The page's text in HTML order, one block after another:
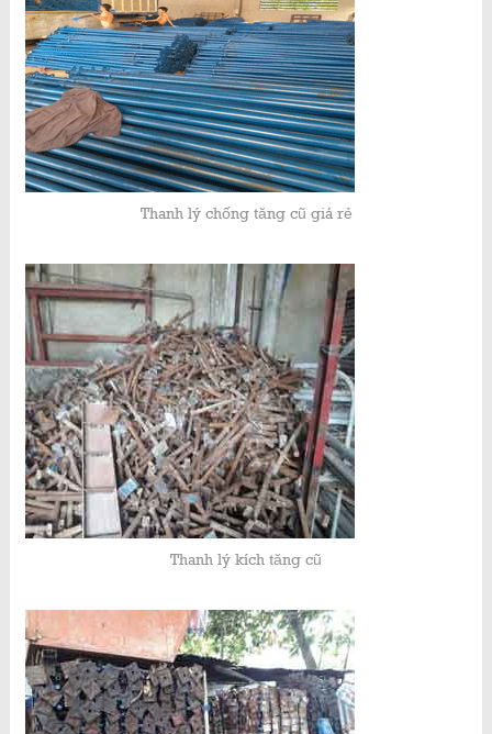
Thanh lý chống tăng cũ giá rẻ
Thanh lý kích tăng cũ